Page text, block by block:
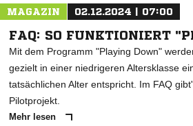
MAGAZIN 02.12.2024 | 07:00
FAQ: SO FUNKTIONIERT
Mit dem Programm "Playing Down"
gezielt in einer niedrigeren Altersklasse
tatsächlichen Alter entspricht. Im FAQ
Pilotprojekt.
Mehr lesen